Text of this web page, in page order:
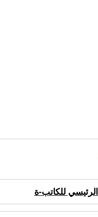
الرئيسي للكاتب-ة